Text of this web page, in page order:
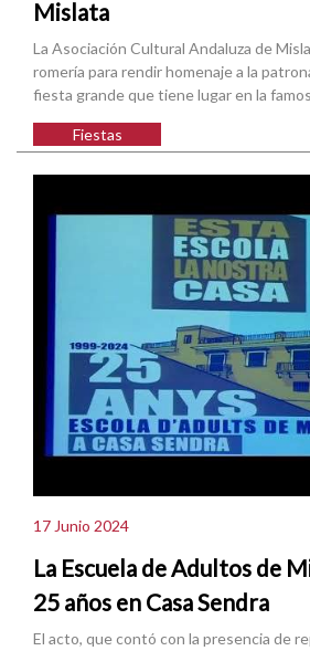
Mislata
La Asociación Cultural Andaluza de
romería para rendir homenaje a la
fiesta grande que tiene lugar en la
Fiestas
17 Junio 2024
La Escuela de Adultos de
25 años en Casa Sendra
El acto, que contó con la presencia de